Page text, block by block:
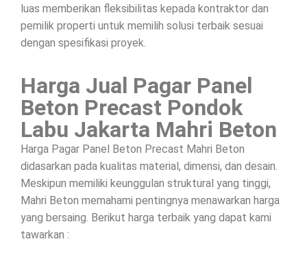
luas memberikan fleksibilitas kepada kontraktor dan
pemilik properti untuk memilih solusi terbaik sesuai
dengan spesifikasi proyek.
Harga Jual Pagar Panel
Beton Precast Pondok
Labu Jakarta Mahri Beton
Harga Pagar Panel Beton Precast Mahri Beton
didasarkan pada kualitas material, dimensi, dan desain.
Meskipun memiliki keunggulan struktural yang tinggi,
Mahri Beton memahami pentingnya menawarkan harga
yang bersaing. Berikut harga terbaik yang dapat kami
tawarkan :